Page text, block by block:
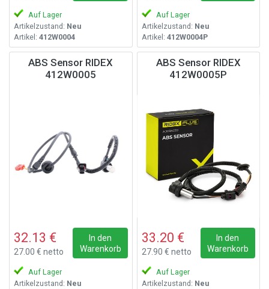
Auf Lager
Artikelzustand: Neu
Artikel: 412W0004
Auf Lager
Artikelzustand: Neu
Artikel: 412W0004P
ABS Sensor RIDEX
412W0005
32.13 €
27.00 € netto
In den
Warenkorb
Auf Lager
Artikelzustand: Neu
ABS Sensor RIDEX
412W0005P
33.20 €
27.90 € netto
In den
Warenkorb
Auf Lager
Artikelzustand: Neu